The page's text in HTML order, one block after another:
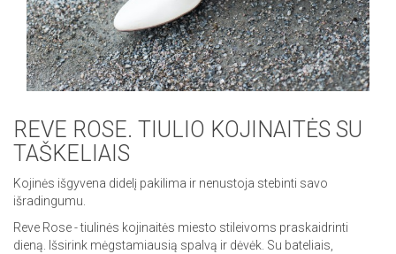
REVE ROSE. TIULIO KOJINAITĖS SU
TAŠKELIAIS
Kojinės išgyvena didelį pakilima ir nenustoja stebinti savo
išradingumu.
Reve Rose - tiulinės kojinaitės miesto stileivoms praskaidrinti
dieną. Išsirink mėgstamiausią spalvą ir dėvėk. Su bateliais,